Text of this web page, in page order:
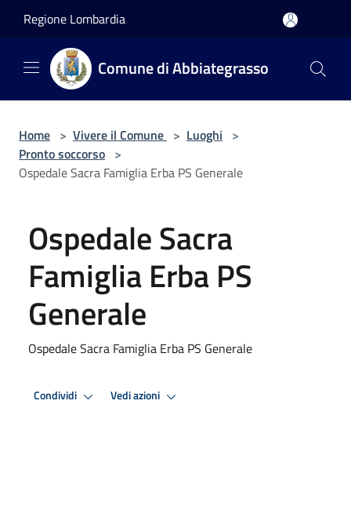
Regione Lombardia
Comune di Abbiategrasso
Home > Vivere il Comune > Luoghi >
Pronto soccorso >
Ospedale Sacra Famiglia Erba PS Generale
Ospedale Sacra
Famiglia Erba PS
Generale
Ospedale Sacra Famiglia Erba PS Generale
Condividi Vedi azioni